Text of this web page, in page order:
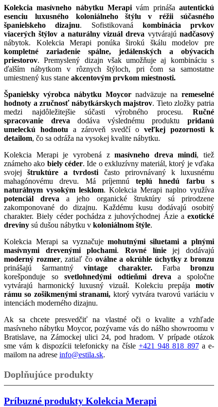
Kolekcia masívneho nábytku Merapi vám prináša autentickú
esenciu luxusného koloniálneho štýlu v réžii súčasného
španielskeho dizajnu. Sofistikovaná kombinácia prvkov
viacerých štýlov a naturálny vizuál dreva vytvárajúnadčasový
nábytok. Kolekcia Merapi ponúka širokú škálu modelov pre
kompletné zariadenie spálne, jedálenských a obývacích
priestorov. Premyslený dizajn však umožňuje aj kombináciu s
ďalším nábytkom v rôznych štýloch, pri čom sa samostatne
umiestnený kus stane akcentovým prvkom miestnosti.
Španielsky výrobca nábytku Moycor nadväzuje na remeselné
hodnoty a zručnosť nábytkárskych majstrov. Tieto zložky patria
medzi najdôležitejšie súčasti výrobného procesu. Ručné
spracovanie dreva dodáva výslednému produktupridanú
umeleckú hodnotu a zároveň svedčí o veľkej pozornosti k
detailom, čo sa odráža na vysokej kvalite nábytku.
Kolekcia Merapi je vyrobená zmasívneho dreva mindi, tiež
známeho ako biely céder. Ide o exkluzívny materiál, ktorý je vďaka
svojejštruktúre a tvrdosti často prirovnávaný k luxusnému
mahagónovému drevu. Má príjemnúteplú hnedú farbu s
naturálnym vysokým lesklom. Kolekcia Merapi naplno využíva
potenciál dreva a jeho organické štruktúry sú prirodzene
zakomponované do dizajnu. Každému kusu dodávajú osobitý
charakter. Biely céder pochádza z juhovýchodnej Ázie a exotické
dreviny sú dušou nábytku v koloniálnom štýle.
Kolekcia Merapi sa vyznačujemohutnými siluetami a plnými
masívnymi drevenými plochami.Rovné líniejej dodávajú
moderný rozmer, zatiaľ čo oválne a okrúhle úchytky z bronzu
prinášajú šarmantnývintage charakter.Farbabronzu
korešponduje so svetlohnedými odtieňmi dreva a spoločne
vytvárajú harmonický luxusný vizuál. Kolekciu prepája motív
rámu so zošikmenými stranami, ktorý vytvára tvarovú variáciu v
intenciách moderného dizajnu.
Ak sa chcete presvedčiť na vlastné oči o kvalite a vzhľade
masívneho nábytku Moycor, pozývame vás do nášho showroomu v
Bratislave, na Zámockej ulici 24, pod hradom. V prípade otázok
sme vám k dispozícii telefonicky na čísle +421 948 818 897a e-
mailom na adrese info@estila.sk.
Doplňujúce produkty
Príbuzné produkty Kolekcia Merapi